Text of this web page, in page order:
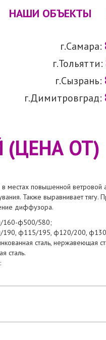
НАШИ ОБЪЕКТЫ
г.Самара:
г.Тольятти:
г.Сызрань:
г.Димитровград:
ОТ)
местах повышенной ветровой
Также выравнивает тягу.
диффузора.
160-ф500/580;
190, ф115/195, ф120/200,
сталь, нержавеющая
сталь.